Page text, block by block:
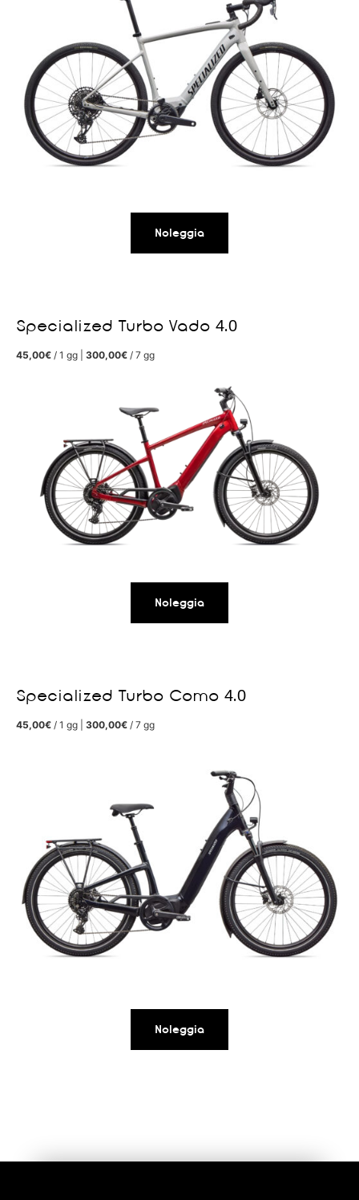
Noleggia
Specialized Turbo Vado 4.0
45,00€ / 1 gg | 300,00€ / 7 gg
Noleggia
Specialized Turbo Como 4.0
45,00€ / 1 gg | 300,00€ / 7 gg
Noleggia